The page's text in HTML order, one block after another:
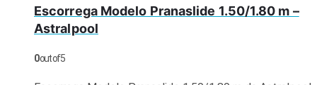
Escorrega Modelo Pranaslide 1.50/1.80 m –
Astralpool
0out of 5